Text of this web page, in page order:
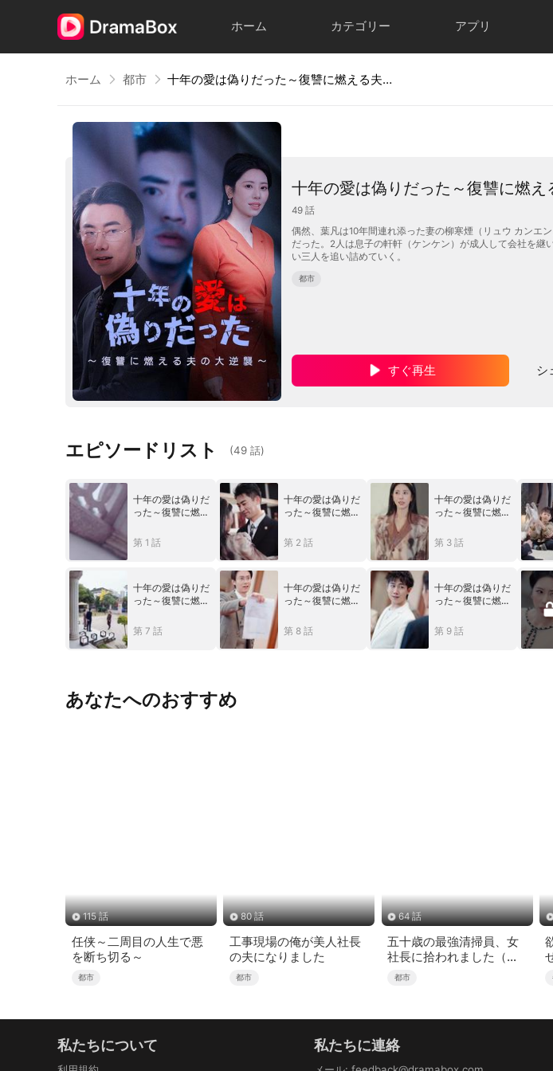
ホーム カテゴリー アプリ
ホーム 都市 十年の愛は偽りだった～復讐に燃える夫の大逆襲～
十年の愛は偽りだった～復讐に燃え
49 話
偶然、葉凡は10年間連れ添った妻の柳寒煙（リュウ カンエ
だった。2人は息子の軒軒（ケンケン）が成人して会社を
い三人を追い詰めていく。
都市
すぐ再生 シ
エピソードリスト (49 話)
十年の愛は偽りだ
った～復讐に燃え
第 1 話
十年の愛は偽りだ
った～復讐に燃え
第 2 話
十年の愛は偽りだ
った～復讐に燃え
第 3 話
十年の愛は偽りだ
った～復讐に燃え
第 7 話
十年の愛は偽りだ
った～復讐に燃え
第 8 話
十年の愛は偽りだ
った～復讐に燃え
第 9 話
あなたへのおすすめ
115 話
任侠～二周目の人生で悪
を断ち切る～
都市
80 話
工事現場の俺が美人社長
の夫になりました
都市
64 話
五十歳の最強清掃員、女
社長に拾われました（吹
き替え）
都市
私たちについて 私たちに連絡